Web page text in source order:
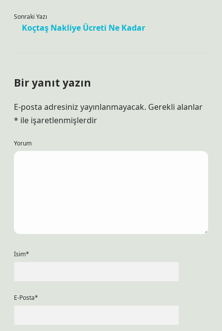
Sonraki Yazı
Koçtaş Nakliye Ücreti Ne Kadar
Bir yanıt yazın
E-posta adresiniz yayınlanmayacak. Gerekli alanlar
* ile işaretlenmişlerdir
Yorum
İsim*
E-Posta*